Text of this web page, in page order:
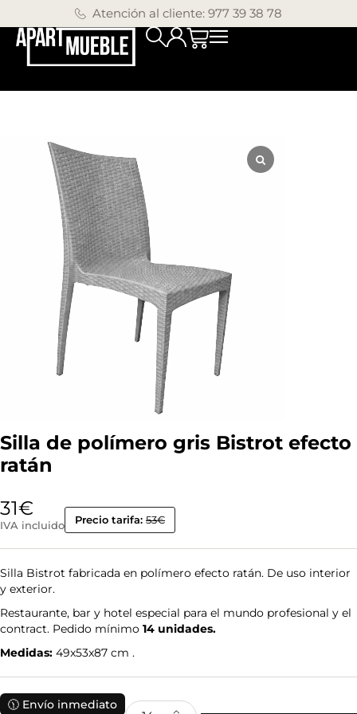
Atención al cliente: 977 39 38 78
Silla de polímero gris Bistrot efecto
ratán
31€
IVA incluido Precio tarifa: 53€
Silla Bistrot fabricada en polímero efecto ratán. De uso interior
y exterior.
Restaurante, bar y hotel especial para el mundo profesional y el
contract. Pedido mínimo 14 unidades.
Medidas: 49x53x87 cm .
🕦 Envío inmediato